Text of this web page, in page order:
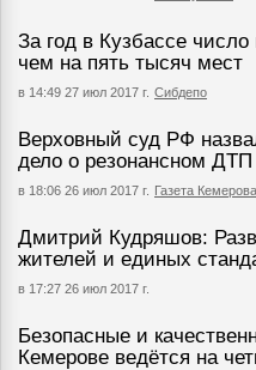
За год в Кузбассе
чем на пять тысяч мест
в 14:49 27 июл 2017 г. Сибдепо
Верховный суд РФ
дело о резонансном
в 18:06 26 июл 2017 г. Газета Кемерова
Дмитрий Кудряшов:
жителей и единых
в 17:27 26 июл 2017 г.
Безопасные и
Кемерове ведётся на